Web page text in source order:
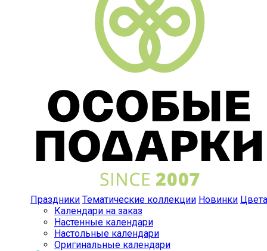
Праздники Тематические коллекции Новинки Цвета
Календари на заказ
Настенные календари
Настольные календари
Оригинальные календари